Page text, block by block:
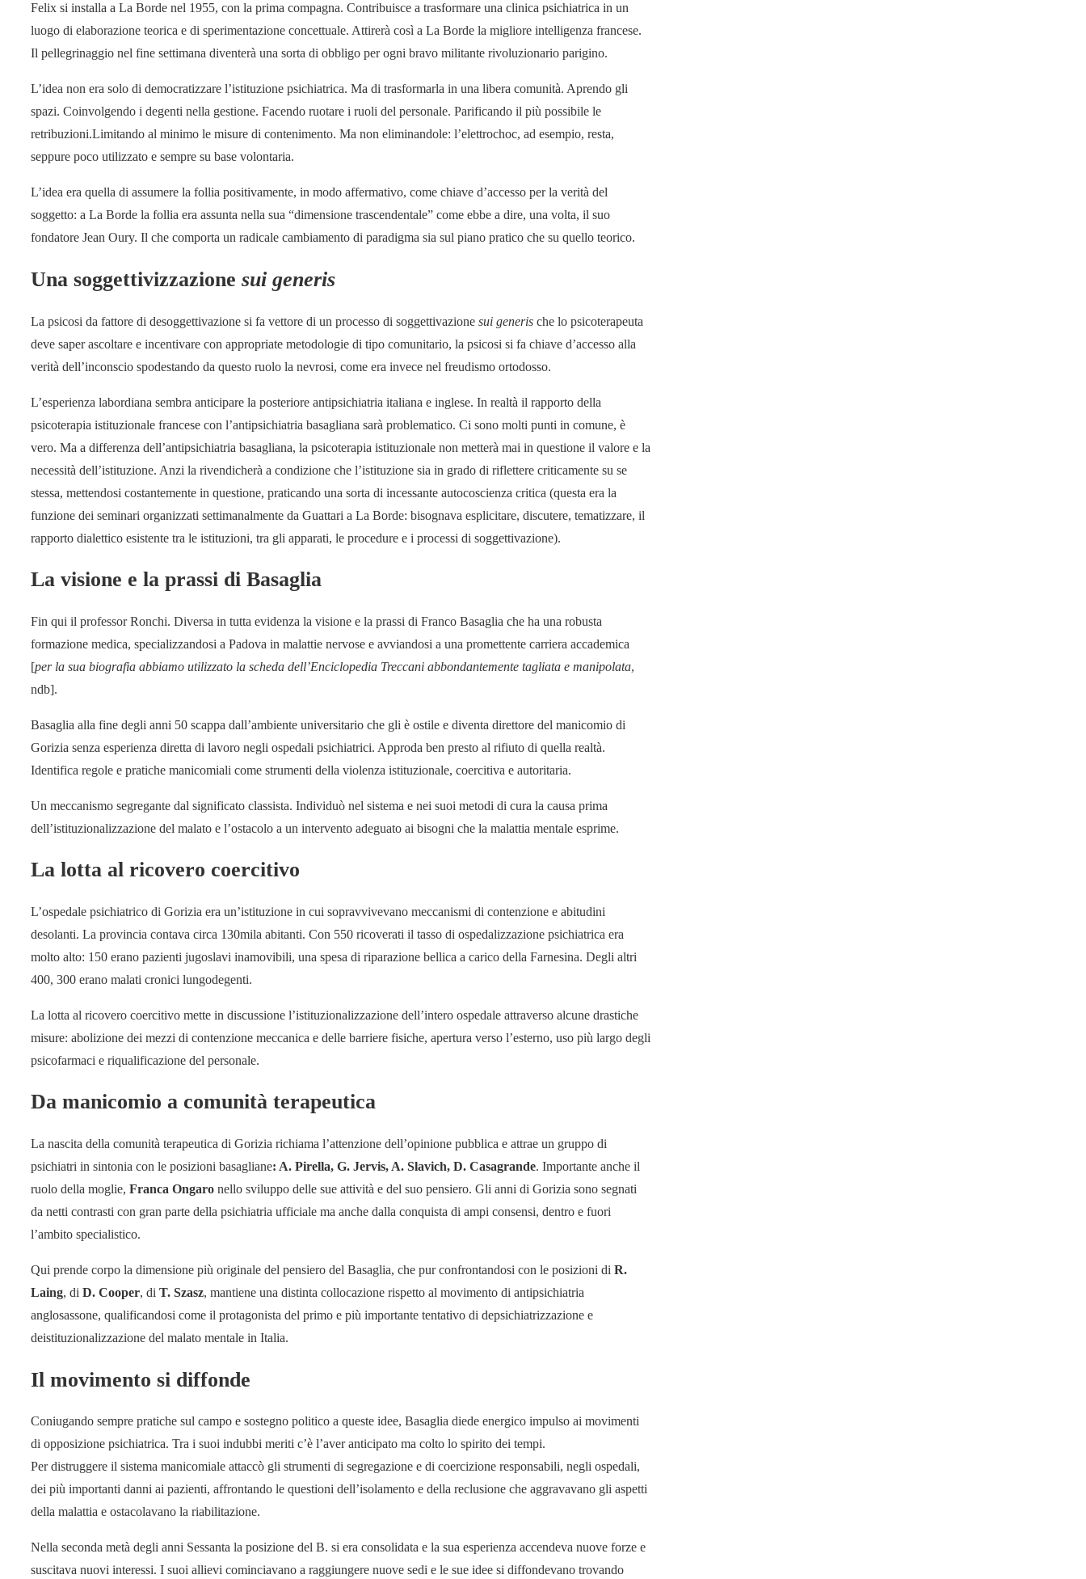
Felix si installa a La Borde nel 1955, con la prima compagna. Contribuisce a trasformare una clinica psichiatrica in un
luogo di elaborazione teorica e di sperimentazione concettuale. Attirerà così a La Borde la migliore intelligenza francese.
Il pellegrinaggio nel fine settimana diventerà una sorta di obbligo per ogni bravo militante rivoluzionario parigino.
L’idea non era solo di democratizzare l’istituzione psichiatrica. Ma di trasformarla in una libera comunità. Aprendo gli
spazi. Coinvolgendo i degenti nella gestione. Facendo ruotare i ruoli del personale. Parificando il più possibile le
retribuzioni.Limitando al minimo le misure di contenimento. Ma non eliminandole: l’elettrochoc, ad esempio, resta,
seppure poco utilizzato e sempre su base volontaria.
L’idea era quella di assumere la follia positivamente, in modo affermativo, come chiave d’accesso per la verità del
soggetto: a La Borde la follia era assunta nella sua “dimensione trascendentale” come ebbe a dire, una volta, il suo
fondatore Jean Oury. Il che comporta un radicale cambiamento di paradigma sia sul piano pratico che su quello teorico.
Una soggettivizzazione sui generis
La psicosi da fattore di desoggettivazione si fa vettore di un processo di soggettivazione sui generis che lo psicoterapeuta
deve saper ascoltare e incentivare con appropriate metodologie di tipo comunitario, la psicosi si fa chiave d’accesso alla
verità dell’inconscio spodestando da questo ruolo la nevrosi, come era invece nel freudismo ortodosso.
L’esperienza labordiana sembra anticipare la posteriore antipsichiatria italiana e inglese. In realtà il rapporto della
psicoterapia istituzionale francese con l’antipsichiatria basagliana sarà problematico. Ci sono molti punti in comune, è
vero. Ma a differenza dell’antipsichiatria basagliana, la psicoterapia istituzionale non metterà mai in questione il valore e la
necessità dell’istituzione. Anzi la rivendicherà a condizione che l’istituzione sia in grado di riflettere criticamente su se
stessa, mettendosi costantemente in questione, praticando una sorta di incessante autocoscienza critica (questa era la
funzione dei seminari organizzati settimanalmente da Guattari a La Borde: bisognava esplicitare, discutere, tematizzare, il
rapporto dialettico esistente tra le istituzioni, tra gli apparati, le procedure e i processi di soggettivazione).
La visione e la prassi di Basaglia
Fin qui il professor Ronchi. Diversa in tutta evidenza la visione e la prassi di Franco Basaglia che ha una robusta
formazione medica, specializzandosi a Padova in malattie nervose e avviandosi a una promettente carriera accademica
[per la sua biografia abbiamo utilizzato la scheda dell’Enciclopedia Treccani abbondantemente tagliata e manipolata,
ndb].
Basaglia alla fine degli anni 50 scappa dall’ambiente universitario che gli è ostile e diventa direttore del manicomio di
Gorizia senza esperienza diretta di lavoro negli ospedali psichiatrici. Approda ben presto al rifiuto di quella realtà.
Identifica regole e pratiche manicomiali come strumenti della violenza istituzionale, coercitiva e autoritaria.
Un meccanismo segregante dal significato classista. Individuò nel sistema e nei suoi metodi di cura la causa prima
dell’istituzionalizzazione del malato e l’ostacolo a un intervento adeguato ai bisogni che la malattia mentale esprime.
La lotta al ricovero coercitivo
L’ospedale psichiatrico di Gorizia era un’istituzione in cui sopravvivevano meccanismi di contenzione e abitudini
desolanti. La provincia contava circa 130mila abitanti. Con 550 ricoverati il tasso di ospedalizzazione psichiatrica era
molto alto: 150 erano pazienti jugoslavi inamovibili, una spesa di riparazione bellica a carico della Farnesina. Degli altri
400, 300 erano malati cronici lungodegenti.
La lotta al ricovero coercitivo mette in discussione l’istituzionalizzazione dell’intero ospedale attraverso alcune drastiche
misure: abolizione dei mezzi di contenzione meccanica e delle barriere fisiche, apertura verso l’esterno, uso più largo degli
psicofarmaci e riqualificazione del personale.
Da manicomio a comunità terapeutica
La nascita della comunità terapeutica di Gorizia richiama l’attenzione dell’opinione pubblica e attrae un gruppo di
psichiatri in sintonia con le posizioni basagliane: A. Pirella, G. Jervis, A. Slavich, D. Casagrande. Importante anche il
ruolo della moglie, Franca Ongaro nello sviluppo delle sue attività e del suo pensiero. Gli anni di Gorizia sono segnati
da netti contrasti con gran parte della psichiatria ufficiale ma anche dalla conquista di ampi consensi, dentro e fuori
l’ambito specialistico.
Qui prende corpo la dimensione più originale del pensiero del Basaglia, che pur confrontandosi con le posizioni di R.
Laing, di D. Cooper, di T. Szasz, mantiene una distinta collocazione rispetto al movimento di antipsichiatria
anglosassone, qualificandosi come il protagonista del primo e più importante tentativo di depsichiatrizzazione e
deistituzionalizzazione del malato mentale in Italia.
Il movimento si diffonde
Coniugando sempre pratiche sul campo e sostegno politico a queste idee, Basaglia diede energico impulso ai movimenti
di opposizione psichiatrica. Tra i suoi indubbi meriti c’è l’aver anticipato ma colto lo spirito dei tempi.
Per distruggere il sistema manicomiale attaccò gli strumenti di segregazione e di coercizione responsabili, negli ospedali,
dei più importanti danni ai pazienti, affrontando le questioni dell’isolamento e della reclusione che aggravavano gli aspetti
della malattia e ostacolavano la riabilitazione.
Nella seconda metà degli anni Sessanta la posizione del B. si era consolidata e la sua esperienza accendeva nuove forze e
suscitava nuovi interessi. I suoi allievi cominciavano a raggiungere nuove sedi e le sue idee si diffondevano trovando